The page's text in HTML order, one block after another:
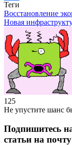
Отправить
Теги
Восстановление
Новая
125
Не упустите шанс
Подпишитесь
статьи на